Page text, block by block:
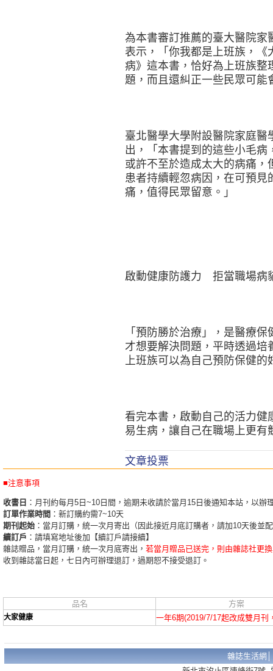
為本書審訂推薦的臺大醫院家
表示，「你我都是上班族，
病》這本書，恰好為上班族整
題，而且還糾正一些民眾可能
臺北醫學大學附設醫院家庭
出，「本書提到的這些小毛
或許不至於造成太大的病痛
患者持續輕忽病因，在可預
痛，值得民眾留意。」
啟動健康防護力 拒當職場病
「預防勝於治療」，是醫療
才想要解決問題，平時透過培
上班族可以為自己預防保健的
看完本書，啟動自己的活力健
易生病，讓自己在職場上更有
文章投票
■注意事項
收書日 ：月刊約每月5日~10日間，逾期未收請於當月15日後通知本站，以辦
訂單作業時間 ：新訂購約需7~10天
期刊起始 ：當月訂購，統一次月寄出（因此接近月底訂購者，請加10天後並
續訂戶 ：請填寫地址後加【續訂戶請接續】
雜誌贈品，當月訂購，統一次月底寄出， 若當月贈品已送完，則由雜誌社更
收到雜誌當日起，七日內可辦理退訂，過期恕不接受退訂。
品名 方案
大家健康 一年6期(2019/7/17起改成雙月刊
雜誌生活網